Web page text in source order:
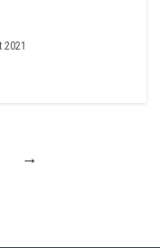
2021
→